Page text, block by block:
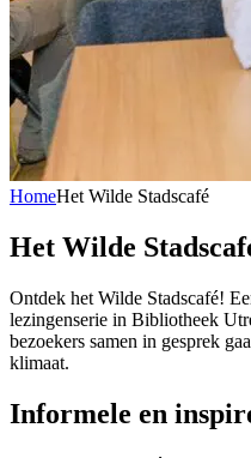
HomeHet Wilde Stadscafé
Het Wilde
Ontdek het Wilde Stadscafé!
lezingenserie in Bibliotheek
bezoekers samen in gesprek
klimaat.
Informele en